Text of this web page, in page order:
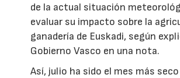
de la actual situación
evaluar su impacto sobre la
ganadería de Euskadi, según
Gobierno Vasco en una nota.
Así, julio ha sido el mes más